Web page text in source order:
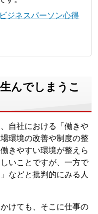
ジネスパーソン心得
んでしまうこ
自社における「働きや
環境の改善や制度の整
きやすい環境が整えら
いことですが、一方で
などと批判的にみる人
けても、そこに仕事の